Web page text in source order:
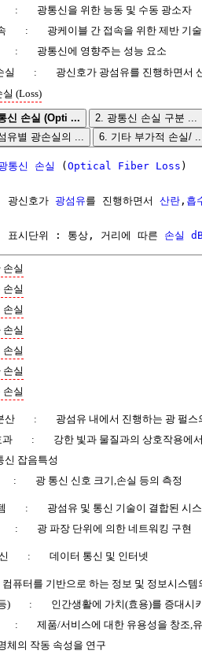
:
광통신을 위한 능동 및 수동 광소자
:
광케이블 간 접속을 위한 제반 기술
:
광통신에 영향주는 성능 요소
실 :
광신호가 광섬유를 진행하면서
실 (Loss)
신 손실 (Opti ...
2. 광통신 손실 구분 ...
유별 광손실의 ...
6. 기타 부가적 손실/
통신 손실 (Optical Fiber Loss )
광신호가
광섬유를 진행하면서 산란 , 흡
표시단위 : 통상, 거리에 따른
손실
손실
손실
손실
손실
손실
손실
손실
산 :
광섬유 내에서 진행하는 광 펄스
과 :
강한 빛과 물질과의 상호작용에
신 잡음특성
: 광 통신 신호 크기,손실 등의 측정
:
광섬유 및 통신 기술이 결합된 시
: 광 파장 단위에 의한 네트워킹 구현
: 데이터 통신 및 인터넷
컴퓨터를 기반으로 하는 정보 및 정보시스템
) :
인간생활에 가치(효용)를 증대시
:
제품/서비스에 대한 유용성을 창조,
체의 작동 속성을 연구